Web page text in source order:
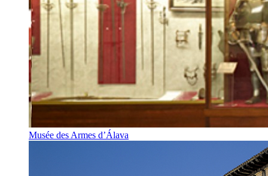
Musée des Armes d’Álava